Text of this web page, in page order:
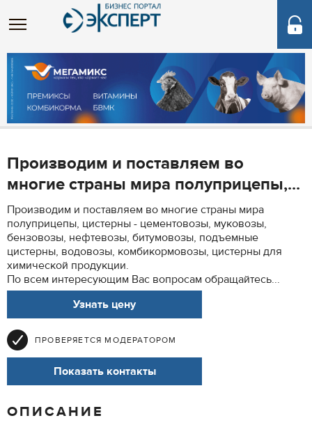
Производим и поставляем во
многие страны мира полуприцепы,...
Производим и поставляем во многие страны мира
полуприцепы, цистерны - цементовозы, муковозы,
бензовозы, нефтевозы, битумовозы, подъемные
цистерны, водовозы, комбикормовозы, цистерны для
химической продукции.
По всем интересующим Вас вопросам обращайтесь...
Узнать цену
ПРОВЕРЯЕТСЯ МОДЕРАТОРОМ
Показать контакты
ОПИСАНИЕ